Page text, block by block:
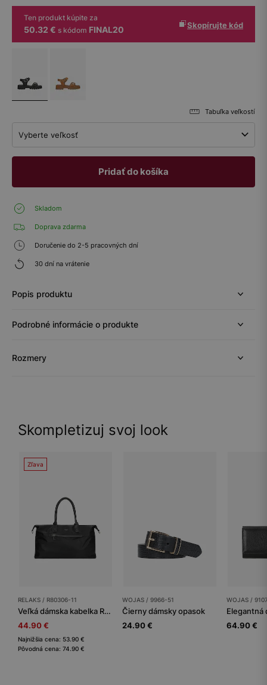
Ten produkt kúpite za
50.32 € s kódom FINAL20 Skopírujte kód
Tabuľka veľkostí
Vyberte veľkosť
Pridať do košíka
Skladom
Doprava zdarma
Doručenie do 2-5 pracovných dní
30 dní na vrátenie
Popis produktu
Podrobné informácie o produkte
Rozmery
Skompletizuj svoj look
Zľava
RELAKS / R80306-11
Veľká dámska kabelka RELAKS
44.90 €
Najnižšia cena: 53.90 €
Pôvodná cena: 74.90 €
WOJAS / 9966-51
Čierny dámsky opasok
24.90 €
WOJAS /
64.90 €